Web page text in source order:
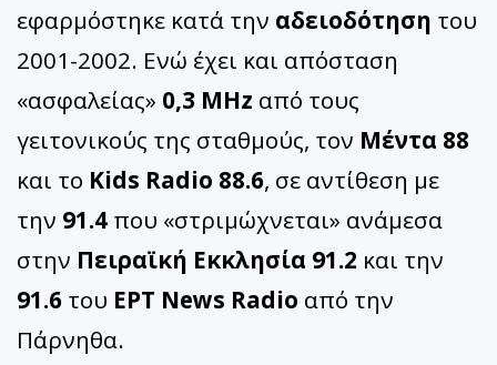
εφαρμόστηκε κατά την αδειοδότηση του
2001-2002. Ενώ έχει και απόσταση
«ασφαλείας» 0,3 MHz από τους
γειτονικούς της σταθμούς, τον Μέντα 88
και το Kids Radio 88.6, σε αντίθεση με
την 91.4 που «στριμώχνεται» ανάμεσα
στην Πειραϊκή Εκκλησία 91.2 και την
91.6 του ΕΡΤ News Radio από την
Πάρνηθα.